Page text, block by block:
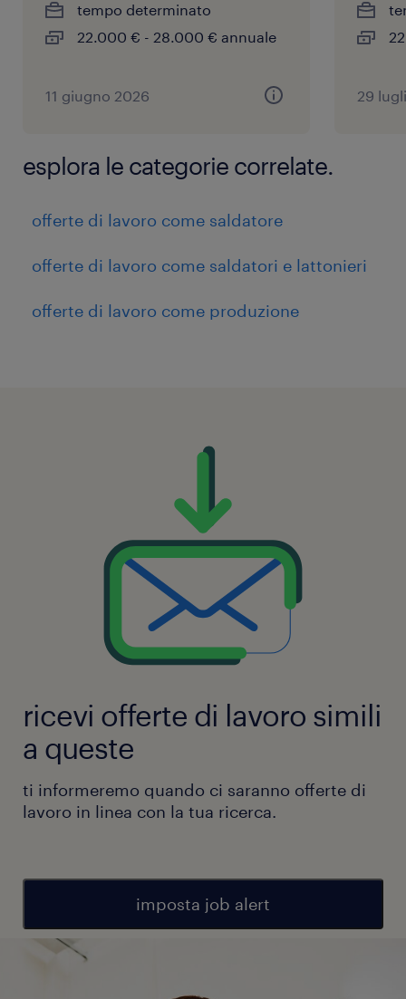
tempo determinato
22.000 € - 28.000 € annuale
11 giugno 2026 29
esplora le categorie correlate.
offerte di lavoro come saldatore
offerte di lavoro come saldatori e lattonieri
offerte di lavoro come produzione
ricevi offerte di lavoro simili
a queste
ti informeremo quando ci saranno offerte di
lavoro in linea con la tua ricerca.
imposta job alert